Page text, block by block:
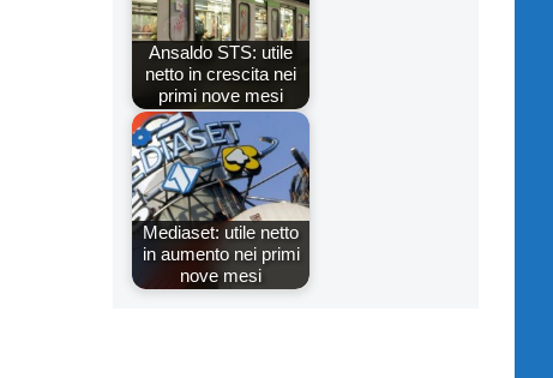
Ansaldo STS: utile
netto in crescita nei
primi nove mesi
Mediaset: utile netto
in aumento nei primi
nove mesi